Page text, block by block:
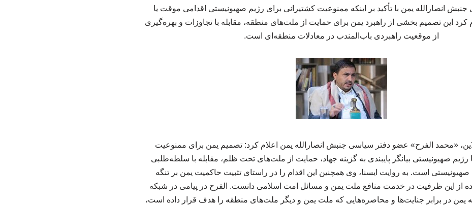
انصارالله یمن با تأکید بر اینکه ممنوعیت کشتیرانی برای رژیم صهیونیستی اقدامی موقت یا
کرد این تصمیم بخشی از راهبرد یمن برای حمایت از ملت‌های منطقه، مقابله با تجاوزات و بهره‌گیری
از موقعیت راهبردی باب‌المندب در معادلات منطقه‌ای است.
«محمد الفرح» عضو دفتر سیاسی جنبش انصارالله یمن اعلام کرد: تصمیم یمن برای ممنوعیت
رژیم صهیونیستی بیانگر پایبندی به گزینه جهاد، حمایت از ملت‌های تحت ظلم، مقابله با سلطه‌طلبی
صهیونیستی است. به روایت ایسنا، وی همچنین این اقدام را در راستای تثبیت حاکمیت یمن بر تنگه
از این ظرفیت در خدمت منافع ملت یمن و مسائل امت اسلامی دانست. الفرح در پیامی در شبکه
یمن در برابر جنایت‌ها و محاصره‌هایی که ملت یمن و دیگر ملت‌های منطقه را هدف قرار داده است،